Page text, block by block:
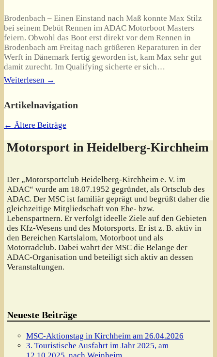
Brodenbach – Einen Einstand nach Maß konnte Max Stilz
bei seinem Debüt Rennen im ADAC Motorboot Masters
feiern. Obwohl das Boot erst direkt vor dem Rennen in
Brodenbach am Freitag nach größeren Reparaturen in der
Werft in Dänemark fertig geworden ist, kam Max sehr gut
damit zurecht. Im Qualifying sicherte er sich…
Weiterlesen →
Artikelnavigation
← Ältere Beiträge
Motorsport in Heidelberg-Kirchheim
Der „Motorsportclub Heidelberg-Kirchheim e. V. im
ADAC“ wurde am 18.07.1952 gegründet, als Ortsclub des
ADAC. Der MSC ist familiär geprägt und begrüßt daher die
gleichzeitige Mitgliedschaft von Ehe- bzw.
Lebenspartnern. Er verfolgt ideelle Ziele auf den Gebieten
des Kfz-Wesens und des Motorsports. Er ist z. B. aktiv in
den Bereichen Kartslalom, Motorboot und als
Motorradclub. Dabei wahrt der MSC die Belange der
ADAC-Organisation und beteiligt sich aktiv an dessen
Veranstaltungen.
Neueste Beiträge
MSC-Aktionstag in Kirchheim am 26.04.2026
3. Touristische Ausfahrt im Jahr 2025, am